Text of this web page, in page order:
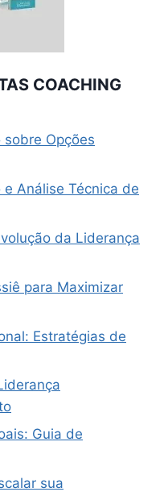
COACHING
sobre Opções
Análise Técnica de
da Liderança
para Maximizar
Estratégias de
Guia de
sua